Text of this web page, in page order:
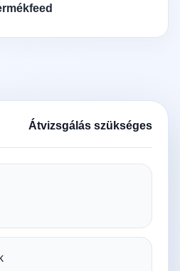
Átvizsgálás szükséges